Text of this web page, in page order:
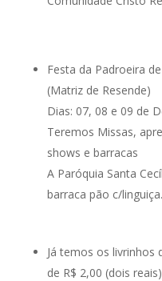
Festa da Padroeira
(Matriz de Resende)
Dias: 07, 08 e 09 de
Teremos Missas,
shows e barracas
A Paróquia Santa
barraca pão c/linguiça.
Já temos os livrinhos
de R$ 2,00 (dois